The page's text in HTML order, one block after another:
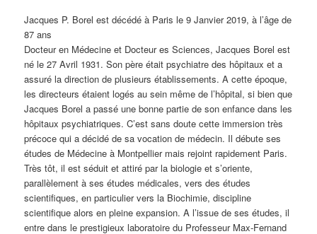
Jacques P. Borel est décédé à Paris le 9 Janvier 2019, à l’âge de
87 ans
Docteur en Médecine et Docteur es Sciences, Jacques Borel est
né le 27 Avril 1931. Son père était psychiatre des hôpitaux et a
assuré la direction de plusieurs établissements. A cette époque,
les directeurs étaient logés au sein même de l’hôpital, si bien que
Jacques Borel a passé une bonne partie de son enfance dans les
hôpitaux psychiatriques. C’est sans doute cette immersion très
précoce qui a décidé de sa vocation de médecin. Il débute ses
études de Médecine à Montpellier mais rejoint rapidement Paris.
Très tôt, il est séduit et attiré par la biologie et s’oriente,
parallèlement à ses études médicales, vers des études
scientifiques, en particulier vers la Biochimie, discipline
scientifique alors en pleine expansion. A l’issue de ses études, il
entre dans le prestigieux laboratoire du Professeur Max-Fernand